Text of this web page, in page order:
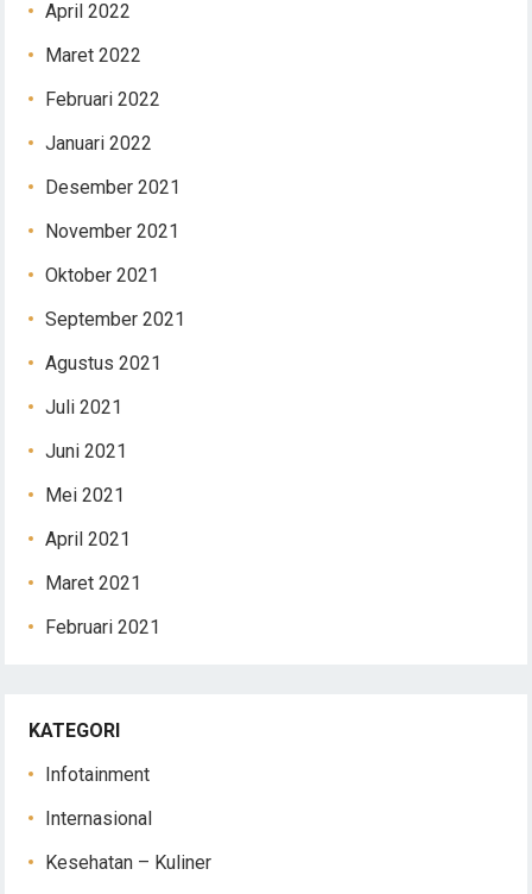
April 2022
Maret 2022
Februari 2022
Januari 2022
Desember 2021
November 2021
Oktober 2021
September 2021
Agustus 2021
Juli 2021
Juni 2021
Mei 2021
April 2021
Maret 2021
Februari 2021
KATEGORI
Infotainment
Internasional
Kesehatan – Kuliner